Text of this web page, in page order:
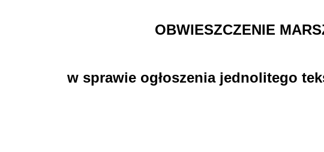
OBWIESZCZENIE
w sprawie ogłoszenia jednolitego